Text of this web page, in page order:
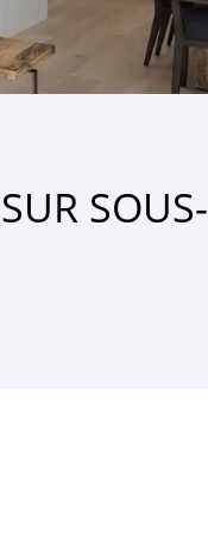
SOUS-